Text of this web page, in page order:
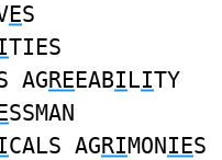
ES
TIES
AGREEABILITY
SSMAN
CALS AGRIMONIES